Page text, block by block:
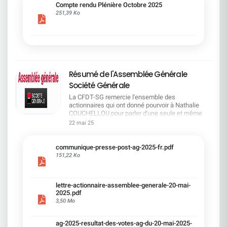
cadre du dialogue social.Bonne lecture !
Compte rendu Plénière Octobre 2025
251,39 Ko
Résumé de l'Assemblée Générale
Société Générale
La CFDT-SG remercie l'ensemble des
actionnaires qui ont donné pourvoir à Nathalie
COUCHELLOU pour parler d'une seule et même
voix.L'assemblée Générale s'est ouverte avec 4
souligné la forte amélioration en 2024 de tous les
facteurs financiers et le premier trimestre 2025
solide. Etre une banque simple et intégrée. Etre
une banque efficace. Etre une banque rentable. Le
Directeur Général Délégué, Pierre PALMIERI, a
22 mai 25
communique-presse-post-ag-2025-fr.pdf
151,22 Ko
lettre-actionnaire-assemblee-generale-20-mai-
2025.pdf
3,50 Mo
ag-2025-resultat-des-votes-ag-du-20-mai-2025-